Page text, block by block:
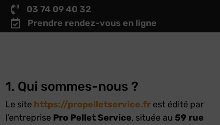

03 74 09 40 32

Prendre rendez-vous en ligne
1. Qui sommes-nous ?
Le site https://propelletservice.fr est édité par
l’entreprise Pro Pellet Service, située au59 rue